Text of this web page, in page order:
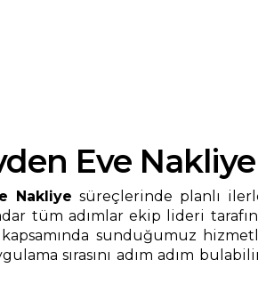
Eve Nakliye
Nakliye süreçlerinde planlı
tüm adımlar ekip lideri
kapsamında sunduğumuz
sırasını adım adım